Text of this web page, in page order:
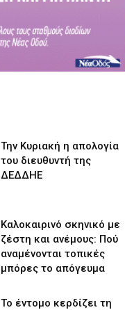
Την Κυριακή η απολογία
του διευθυντή της
ΔΕΔΔΗΕ
Καλοκαιρινό σκηνικό με
ζέστη και ανέμους: Πού
αναμένονται τοπικές
μπόρες το απόγευμα
Το έντομο κερδίζει τη